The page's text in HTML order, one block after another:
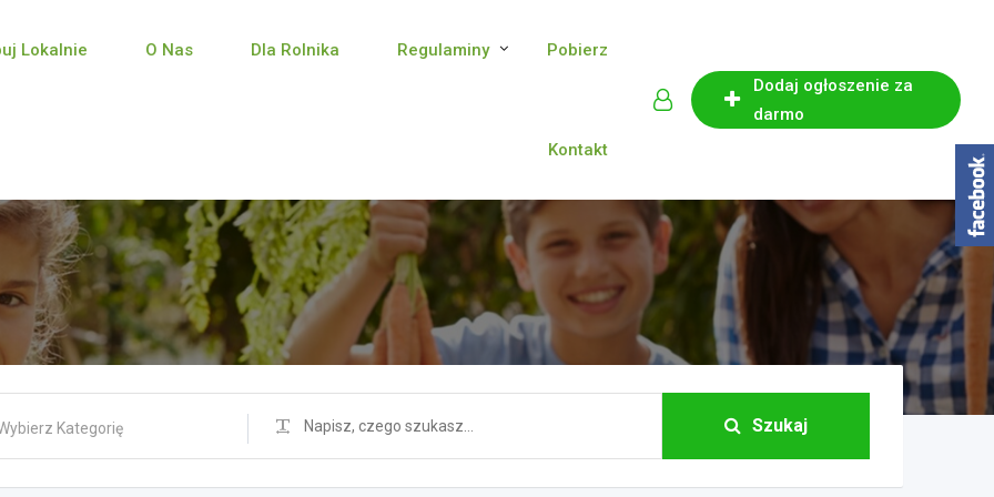
Lokalnie O Nas Dla Rolnika Regulaminy Pobierz
Kontakt
Dodaj ogłoszenie za
darmo
Kategorię Szukaj